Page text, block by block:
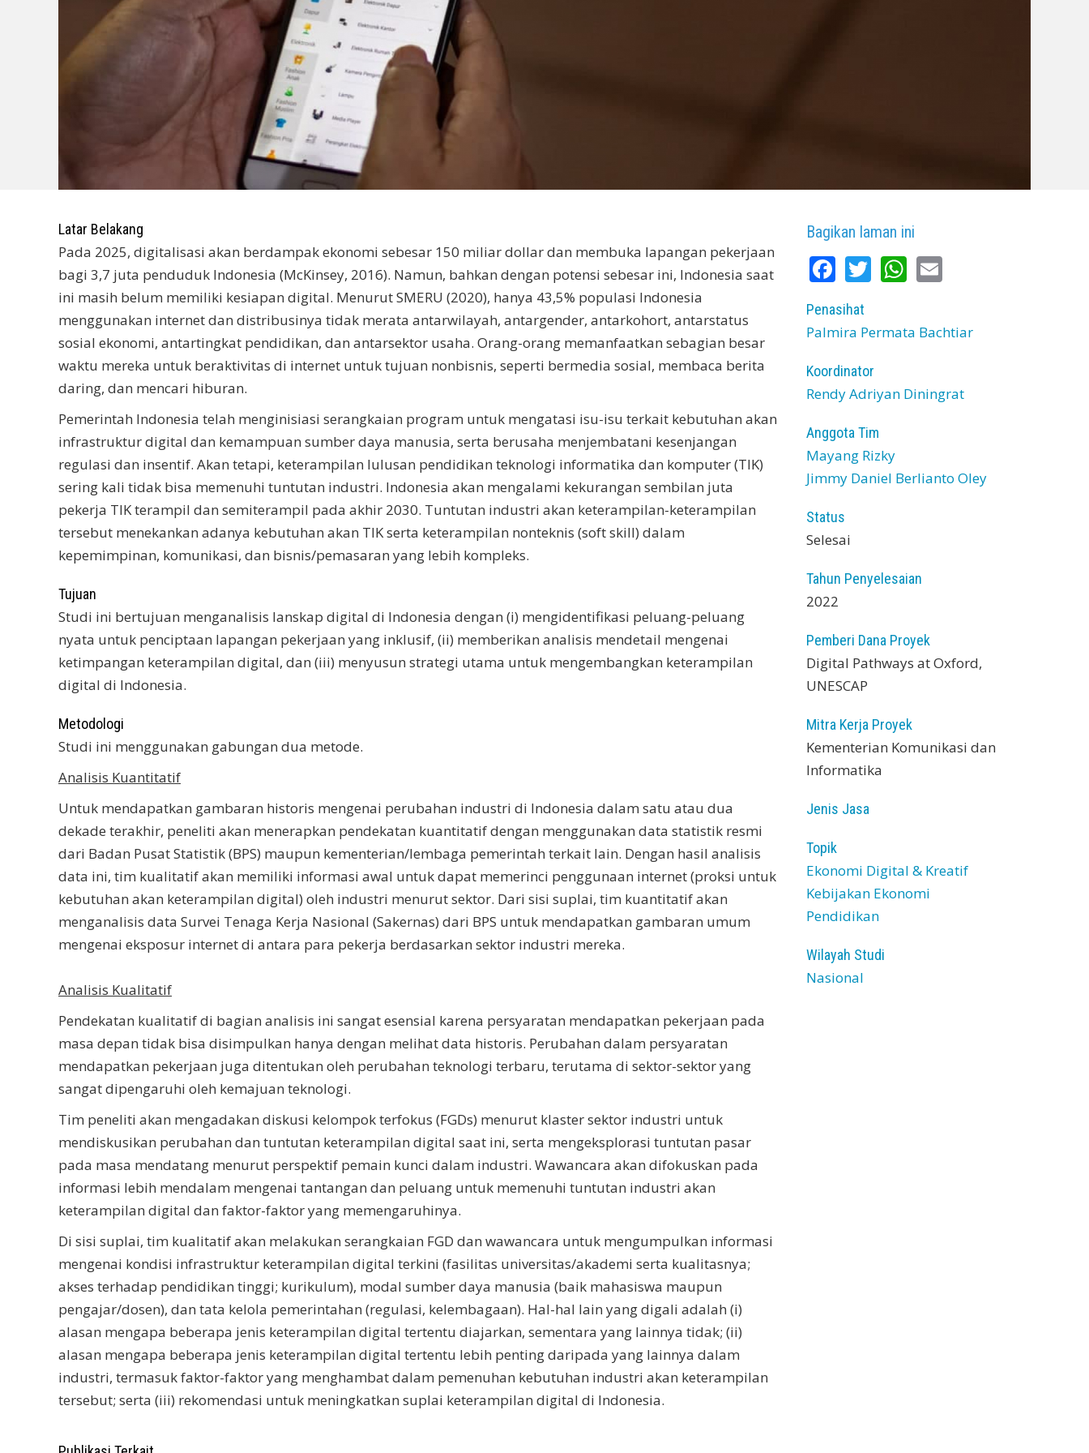
Latar Belakang
Pada 2025, digitalisasi akan berdampak ekonomi sebesar 150 miliar dollar dan membuka lapangan pekerjaan
bagi 3,7 juta penduduk Indonesia (McKinsey, 2016). Namun, bahkan dengan potensi sebesar ini, Indonesia saat
ini masih belum memiliki kesiapan digital. Menurut SMERU (2020), hanya 43,5% populasi Indonesia
menggunakan internet dan distribusinya tidak merata antarwilayah, antargender, antarkohort, antarstatus
sosial ekonomi, antartingkat pendidikan, dan antarsektor usaha. Orang-orang memanfaatkan sebagian besar
waktu mereka untuk beraktivitas di internet untuk tujuan nonbisnis, seperti bermedia sosial, membaca berita
daring, dan mencari hiburan.
Pemerintah Indonesia telah menginisiasi serangkaian program untuk mengatasi isu-isu terkait kebutuhan akan
infrastruktur digital dan kemampuan sumber daya manusia, serta berusaha menjembatani kesenjangan
regulasi dan insentif. Akan tetapi, keterampilan lulusan pendidikan teknologi informatika dan komputer (TIK)
sering kali tidak bisa memenuhi tuntutan industri. Indonesia akan mengalami kekurangan sembilan juta
pekerja TIK terampil dan semiterampil pada akhir 2030. Tuntutan industri akan keterampilan-keterampilan
tersebut menekankan adanya kebutuhan akan TIK serta keterampilan nonteknis (soft skill) dalam
kepemimpinan, komunikasi, dan bisnis/pemasaran yang lebih kompleks.
Tujuan
Studi ini bertujuan menganalisis lanskap digital di Indonesia dengan (i) mengidentifikasi peluang-peluang
nyata untuk penciptaan lapangan pekerjaan yang inklusif, (ii) memberikan analisis mendetail mengenai
ketimpangan keterampilan digital, dan (iii) menyusun strategi utama untuk mengembangkan keterampilan
digital di Indonesia.
Metodologi
Studi ini menggunakan gabungan dua metode.
Analisis Kuantitatif
Untuk mendapatkan gambaran historis mengenai perubahan industri di Indonesia dalam satu atau dua
dekade terakhir, peneliti akan menerapkan pendekatan kuantitatif dengan menggunakan data statistik resmi
dari Badan Pusat Statistik (BPS) maupun kementerian/lembaga pemerintah terkait lain. Dengan hasil analisis
data ini, tim kualitatif akan memiliki informasi awal untuk dapat memerinci penggunaan internet (proksi untuk
kebutuhan akan keterampilan digital) oleh industri menurut sektor. Dari sisi suplai, tim kuantitatif akan
menganalisis data Survei Tenaga Kerja Nasional (Sakernas) dari BPS untuk mendapatkan gambaran umum
mengenai eksposur internet di antara para pekerja berdasarkan sektor industri mereka.
Analisis Kualitatif
Pendekatan kualitatif di bagian analisis ini sangat esensial karena persyaratan mendapatkan pekerjaan pada
masa depan tidak bisa disimpulkan hanya dengan melihat data historis. Perubahan dalam persyaratan
mendapatkan pekerjaan juga ditentukan oleh perubahan teknologi terbaru, terutama di sektor-sektor yang
sangat dipengaruhi oleh kemajuan teknologi.
Tim peneliti akan mengadakan diskusi kelompok terfokus (FGDs) menurut klaster sektor industri untuk
mendiskusikan perubahan dan tuntutan keterampilan digital saat ini, serta mengeksplorasi tuntutan pasar
pada masa mendatang menurut perspektif pemain kunci dalam industri. Wawancara akan difokuskan pada
informasi lebih mendalam mengenai tantangan dan peluang untuk memenuhi tuntutan industri akan
keterampilan digital dan faktor-faktor yang memengaruhinya.
Di sisi suplai, tim kualitatif akan melakukan serangkaian FGD dan wawancara untuk mengumpulkan informasi
mengenai kondisi infrastruktur keterampilan digital terkini (fasilitas universitas/akademi serta kualitasnya;
akses terhadap pendidikan tinggi; kurikulum), modal sumber daya manusia (baik mahasiswa maupun
pengajar/dosen), dan tata kelola pemerintahan (regulasi, kelembagaan). Hal-hal lain yang digali adalah (i)
alasan mengapa beberapa jenis keterampilan digital tertentu diajarkan, sementara yang lainnya tidak; (ii)
alasan mengapa beberapa jenis keterampilan digital tertentu lebih penting daripada yang lainnya dalam
industri, termasuk faktor-faktor yang menghambat dalam pemenuhan kebutuhan industri akan keterampilan
tersebut; serta (iii) rekomendasi untuk meningkatkan suplai keterampilan digital di Indonesia.
Bagikan laman ini
Facebook
TwitterWhatsApp
Email
Penasihat
Palmira Permata Bachtiar
Koordinator
Rendy Adriyan Diningrat
Anggota Tim
Mayang Rizky
Jimmy Daniel Berlianto Oley
Status
Selesai
Tahun Penyelesaian
2022
Pemberi Dana Proyek
Digital Pathways at Oxford,
UNESCAP
Mitra Kerja Proyek
Kementerian Komunikasi dan
Informatika
Jenis Jasa
Topik
Ekonomi Digital & Kreatif
Kebijakan Ekonomi
Pendidikan
Wilayah Studi
Nasional